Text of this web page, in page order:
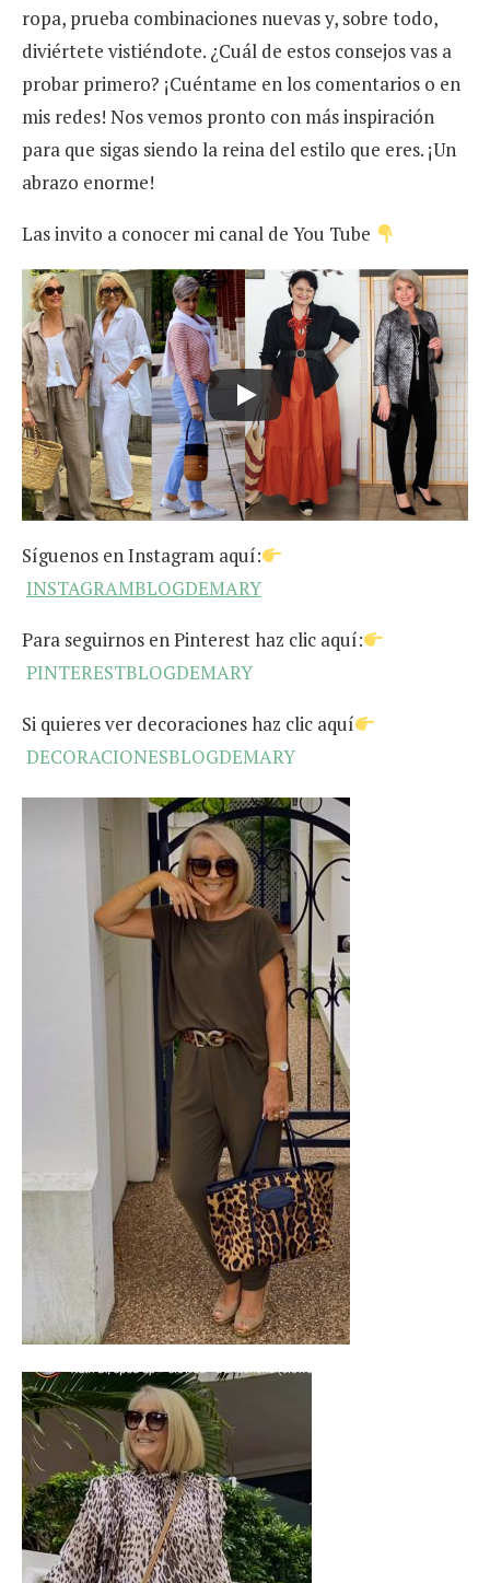
ropa, prueba combinaciones nuevas y, sobre todo,
diviértete vistiéndote. ¿Cuál de estos consejos vas a
probar primero? ¡Cuéntame en los comentarios o en
mis redes! Nos vemos pronto con más inspiración
para que sigas siendo la reina del estilo que eres. ¡Un
abrazo enorme!
Las invito a conocer mi canal de You Tube
Síguenos en Instagram aquí:
INSTAGRAMBLOGDEMARY
Para seguirnos en Pinterest haz clic aquí:
PINTERESTBLOGDEMARY
Si quieres ver decoraciones haz clic aquí
DECORACIONESBLOGDEMARY